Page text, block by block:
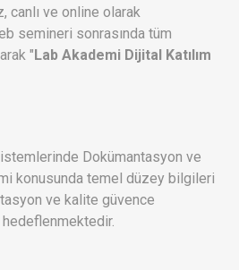
canlı ve online olarak
semineri sonrasında tüm
"Lab Akademi Dijital Katılım
Dokümantasyon ve
konusunda temel düzey bilgileri
ve kalite güvence
hedeflenmektedir.